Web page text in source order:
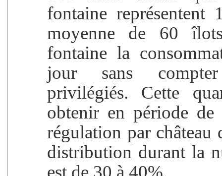
fontaine
moyenne de 60
fontaine la
jour sans compter
privilégiés. Cette
obtenir en période de
régulation par château
distribution durant la
est de 30 à 40%.